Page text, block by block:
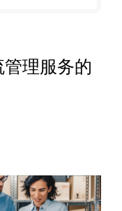
理服务的